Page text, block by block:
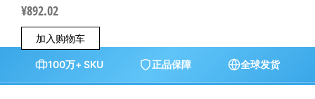
¥892.02
加入购物车
100万+ SKU 正品保障 全球发货